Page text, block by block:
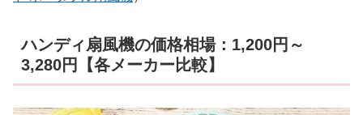
ハンディ扇風機の価格相場：1,200円～
3,280円【各メーカー比較】